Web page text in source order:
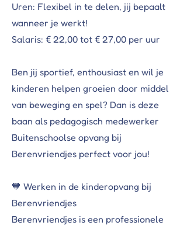
Uren: Flexibel in te delen, jij bepaalt
wanneer je werkt!
Salaris: € 22,00 tot € 27,00 per uur
Ben jij sportief, enthousiast en wil je
kinderen helpen groeien door middel
van beweging en spel? Dan is deze
baan als pedagogisch medewerker
Buitenschoolse opvang bij
Berenvriendjes perfect voor jou!
🧡 Werken in de kinderopvang bij
Berenvriendjes
Berenvriendjes is een professionele